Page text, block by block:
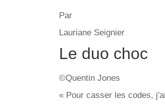
Par
Lauriane Seignier
Le duo choc
©Quentin Jones
« Pour casser les codes,